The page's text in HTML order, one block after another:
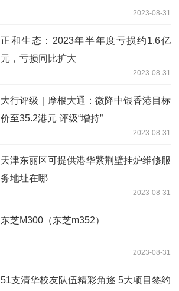
2023-08-31
正和生态：2023年半年度亏损约1.6亿
元，亏损同比扩大
2023-08-31
大行评级｜摩根大通：微降中银香港目标
价至35.2港元 评级“增持”
2023-08-31
天津东丽区可提供港华紫荆壁挂炉维修服
务地址在哪
2023-08-31
东芝M300（东芝m352）
2023-08-31
51支清华校友队伍精彩角逐 5大项目签约